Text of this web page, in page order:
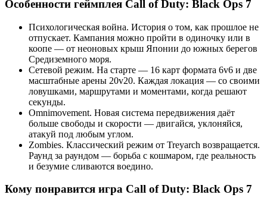
Особенности геймплея Call of Duty: Black Ops 7
Психологическая война. История о том, как прошлое не
отпускает. Кампания можно пройти в одиночку или в
коопе — от неоновых крыш Японии до южных берегов
Средиземного моря.
Сетевой режим. На старте — 16 карт формата 6v6 и две
масштабные арены 20v20. Каждая локация — со своими
ловушками, маршрутами и моментами, когда решают
секунды.
Omnimovement. Новая система передвижения даёт
больше свободы и скорости — двигайся, уклоняйся,
атакуй под любым углом.
Zombies. Классический режим от Treyarch возвращается.
Раунд за раундом — борьба с кошмаром, где реальность
и безумие сливаются воедино.
Кому понравится игра Call of Duty: Black Ops 7